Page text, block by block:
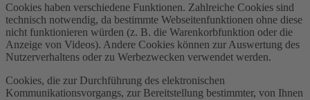
Cookies haben verschiedene Funktionen. Zahlreiche Cookies sind
technisch notwendig, da bestimmte Webseitenfunktionen ohne diese
nicht funktionieren würden (z. B. die Warenkorbfunktion oder die
Anzeige von Videos). Andere Cookies können zur Auswertung des
Nutzerverhaltens oder zu Werbezwecken verwendet werden.
Cookies, die zur Durchführung des elektronischen
Kommunikationsvorgangs, zur Bereitstellung bestimmter, von Ihnen